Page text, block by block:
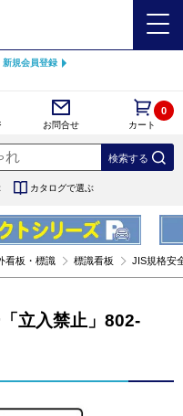
新規会員登録
お問合せ カート
0
カタログで選ぶ
看板・標識 標識看板 JIS規格安
立入禁止」802-